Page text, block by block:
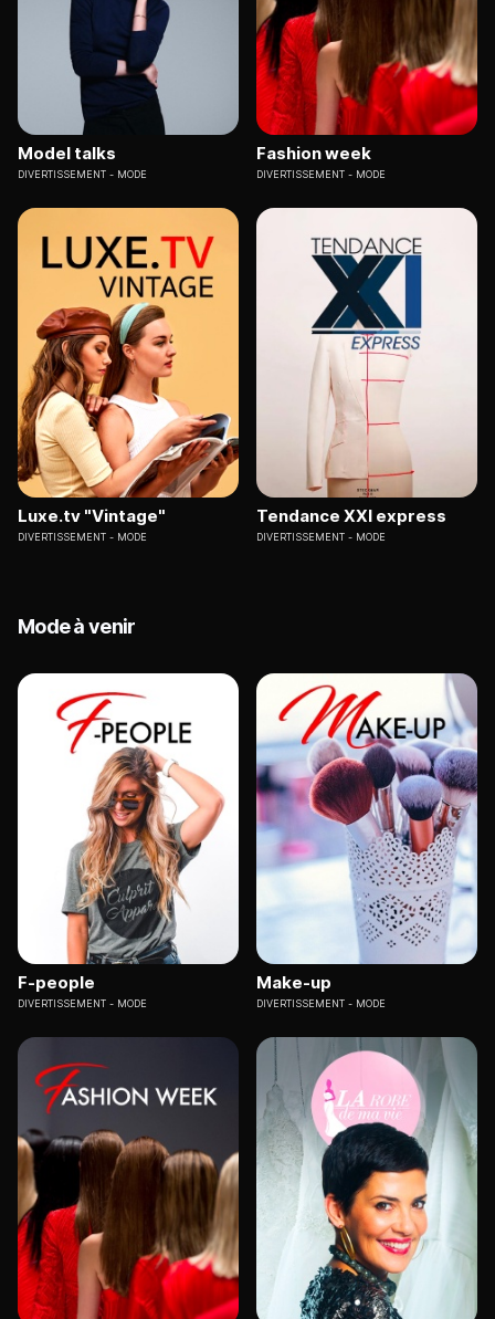
Model talks
DIVERTISSEMENT MODE
Fashion week
DIVERTISSEMENT MODE
Luxe.tv "Vintage"
DIVERTISSEMENT MODE
Tendance XXI express
DIVERTISSEMENT MODE
Mode à venir
F-people
DIVERTISSEMENT MODE
Make-up
DIVERTISSEMENT MODE